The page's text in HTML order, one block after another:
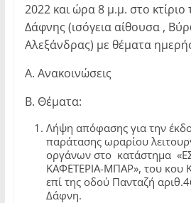
2022 και ώρα 8 μ.μ. στο
Δάφνης (ισόγεια αίθουσα ,
Αλεξάνδρας) με θέματα
Α. Ανακοινώσεις
Β. Θέματα:
Λήψη απόφασης για την
παράτασης ωραρίου
οργάνων στο κατάστημα
ΚΑΦΕΤΕΡΙΑ-ΜΠΑΡ», του κου
επί της οδού Πανταζή
Δάφνη.